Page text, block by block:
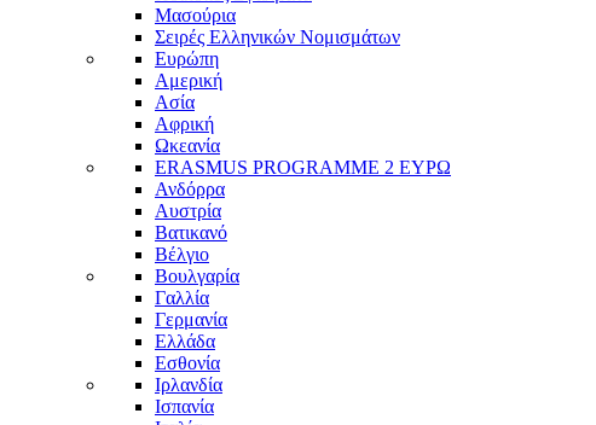
Μασούρια
Σειρές Ελληνικών Νομισμάτων
Ευρώπη
Αμερική
Ασία
Αφρική
Ωκεανία
ERASMUS PROGRAMME 2 ΕΥΡΩ
Ανδόρρα
Αυστρία
Βατικανό
Βέλγιο
Βουλγαρία
Γαλλία
Γερμανία
Ελλάδα
Εσθονία
Ιρλανδία
Ισπανία